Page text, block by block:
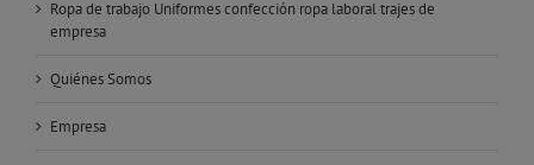
Ropa de trabajo Uniformes confección ropa laboral trajes de
empresa
Quiénes Somos
Empresa